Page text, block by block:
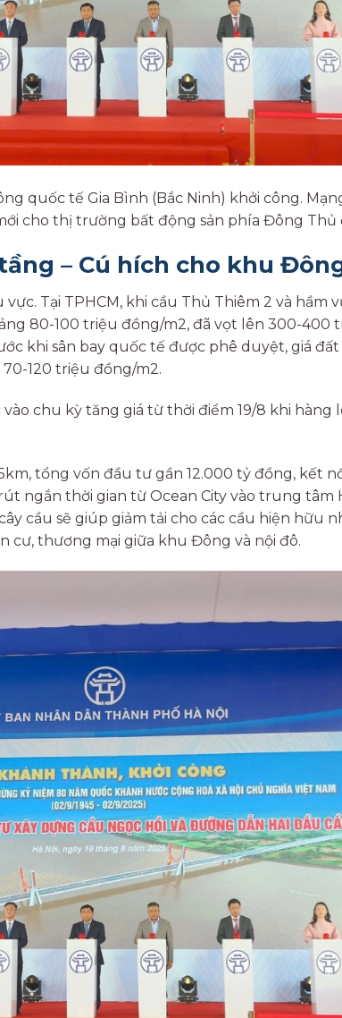
quốc tế Gia Bình (Bắc Ninh) khởi công.
cho thị trường bất động sản phía Đông Thủ
– Cú hích cho khu
Tại TPHCM, khi cầu Thủ Thiêm 2 và hầm
80-100 triệu đồng/m2, đã vọt lên 300-400
khi sân bay quốc tế được phê duyệt, giá
120 triệu đồng/m2.
chu kỳ tăng giá từ thời điểm 19/8 khi hàng
tổng vốn đầu tư gần 12.000 tỷ đồng, kết
ngắn thời gian từ Ocean City vào trung tâm
cầu sẽ giúp giảm tải cho các cầu hiện hữu
cư, thương mại giữa khu Đông và nội đô.